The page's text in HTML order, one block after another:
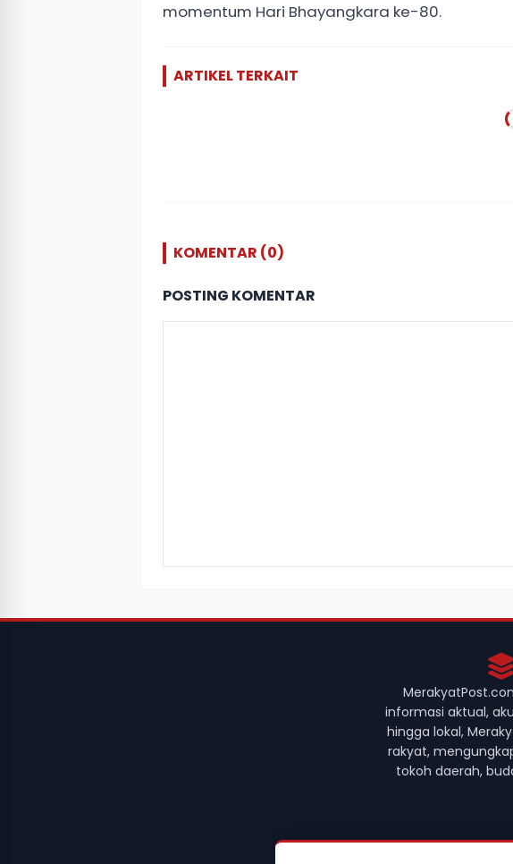
momentum Hari Bhayangkara ke-80.
ARTIKEL TERKAIT
KOMENTAR (0)
POSTING KOMENTAR
informasi aktual,
hingga lokal,
rakyat,
tokoh daerah,